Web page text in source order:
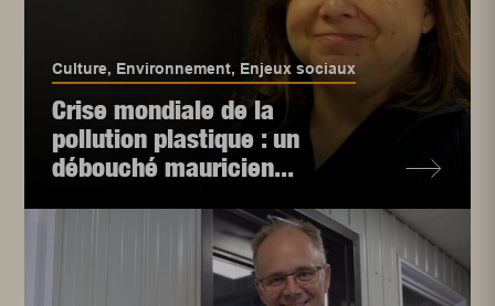
Culture, Environnement, Enjeux sociaux
Crise mondiale de la
pollution plastique : un
débouché mauricien...